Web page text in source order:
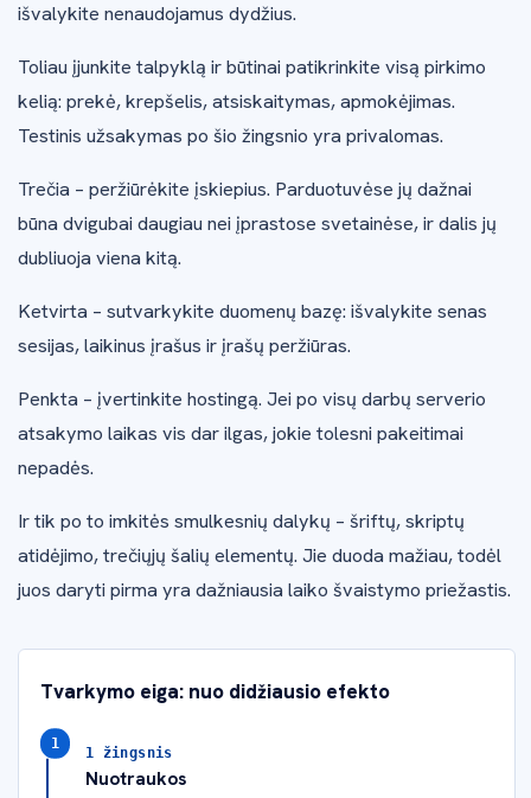
išvalykite nenaudojamus dydžius.
Toliau įjunkite talpyklą ir būtinai patikrinkite visą pirkimo
kelią: prekė, krepšelis, atsiskaitymas, apmokėjimas.
Testinis užsakymas po šio žingsnio yra privalomas.
Trečia – peržiūrėkite įskiepius. Parduotuvėse jų dažnai
būna dvigubai daugiau nei įprastose svetainėse, ir dalis jų
dubliuoja viena kitą.
Ketvirta – sutvarkykite duomenų bazę: išvalykite senas
sesijas, laikinus įrašus ir įrašų peržiūras.
Penkta – įvertinkite hostingą. Jei po visų darbų serverio
atsakymo laikas vis dar ilgas, jokie tolesni pakeitimai
nepadės.
Ir tik po to imkitės smulkesnių dalykų – šriftų, skriptų
atidėjimo, trečiųjų šalių elementų. Jie duoda mažiau, todėl
juos daryti pirma yra dažniausia laiko švaistymo priežastis.
Tvarkymo eiga: nuo didžiausio efekto
1 žingsnis
Nuotraukos